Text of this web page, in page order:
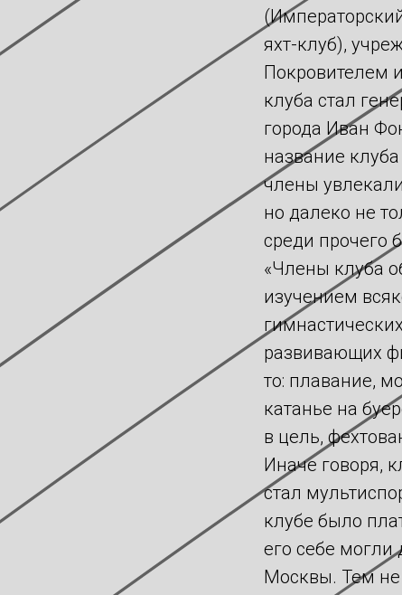
яхт-клуб),
Покровителем
клуба стал
города Иван
название клуба
члены
но далеко не
среди прочего
«Члены клуба
изучением
развивающих
то: плавание,
катанье на
в цель,
Иначе говоря,
стал
клубе было
его себе могли
Москвы. Тем не